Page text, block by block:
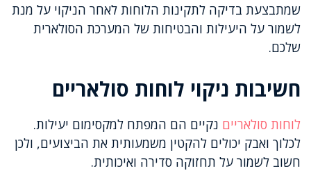
שמתבצעת בדיקה לתקינות הלוחות לאחר הניקוי על מנת
לשמור על היעילות והבטיחות של המערכת הסולארית
שלכם.
חשיבות ניקוי לוחות סולאריים
לוחות סולאריים נקיים הם המפתח למקסימום יעילות.
לכלוך ואבק יכולים להקטין משמעותית את הביצועים, ולכן
חשוב לשמור על תחזוקה סדירה ואיכותית.